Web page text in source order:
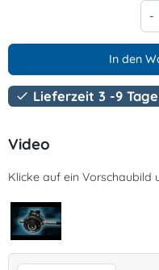
-
In den
 Lieferzeit 3 -9 Tage
Video
Klicke auf ein Vorschaubild